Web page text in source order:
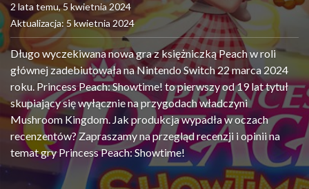
2 lata temu, 5 kwietnia 2024
Aktualizacja: 5 kwietnia 2024
Długo wyczekiwana nowa gra z księżniczką Peach w roli
głównej zadebiutowała na Nintendo Switch 22 marca 2024
roku. Princess Peach: Showtime! to pierwszy od 19 lat tytuł
skupiający się wyłącznie na przygodach władczyni
Mushroom Kingdom. Jak produkcja wypadła w oczach
recenzentów? Zapraszamy na przegląd recenzji i opinii na
temat gry Princess Peach: Showtime!